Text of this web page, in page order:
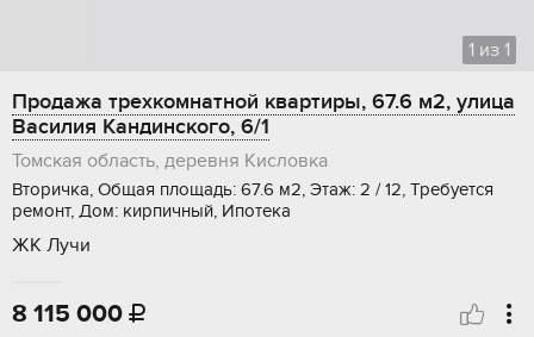
1 из 1
Продажа трехкомнатной квартиры, 67.6 м2, улица
Василия Кандинского, 6/1
Томская область, деревня Кисловка
Вторичка, Общая площадь: 67.6 м2, Этаж: 2 / 12, Требуется
ремонт, Дом: кирпичный, Ипотека
ЖК Лучи
8 115 000 